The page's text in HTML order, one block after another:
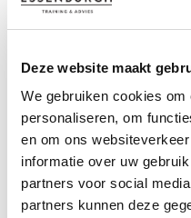
Deze website maakt
We gebruiken cookies
personaliseren, om
en om ons
informatie over uw
partners voor social
partners kunnen deze
organisatie?Voer
onderzoekt.Hoe
integratietrajecten
En hoeveel
uitkering?
Overleg
je goed inzicht hebt
kun jegericht werk